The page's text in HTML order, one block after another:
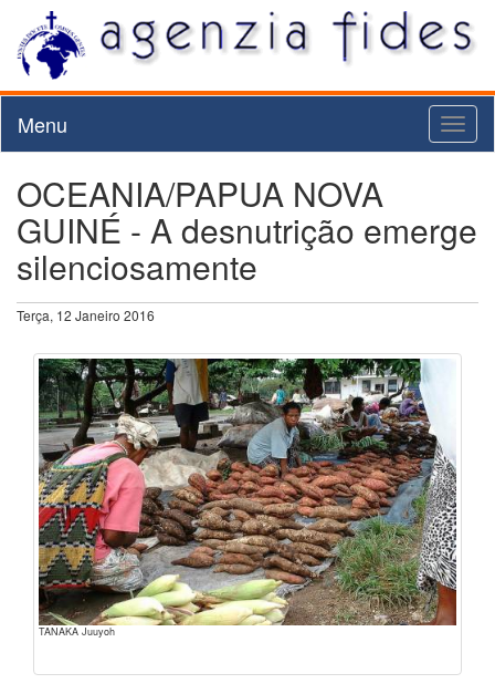
Menu
OCEANIA/PAPUA NOVA
GUINÉ - A desnutrição emerge
silenciosamente
Terça, 12 Janeiro 2016
TANAKA Juuyoh